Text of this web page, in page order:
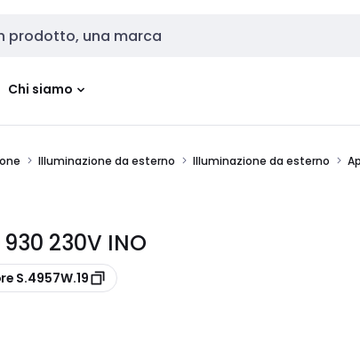
Chi siamo
Illuminazione da esterno Illuminazione da esterno
930 230V INO
S.4957W.19